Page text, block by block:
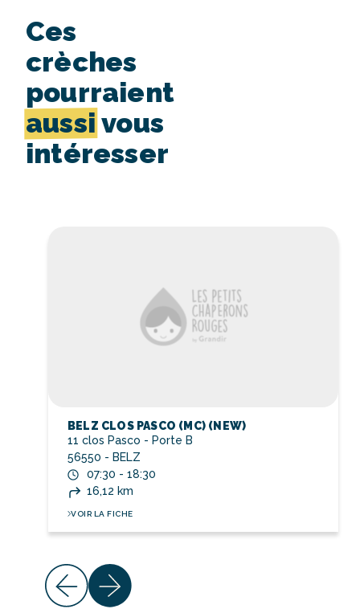
Ces
crèches
pourraient
aussi vous
intéresser
BELZ CLOS PASCO (MC) (NEW)
11 clos Pasco - Porte B
56550 - BELZ
07:30 - 18:30
16,12 km
VOIR LA FICHE